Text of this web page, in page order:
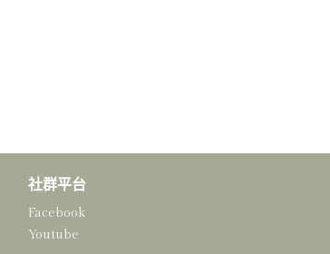
社群平台
Facebook
Youtube